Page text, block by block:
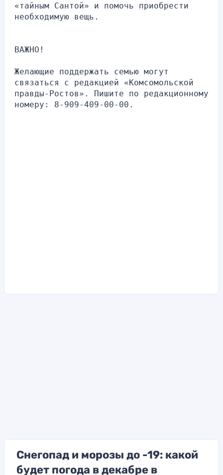
«тайным Сантой» и помочь приобрести
необходимую вещь.
ВАЖНО!
Желающие поддержать семью могут
связаться с редакцией «Комсомольской
правды-Ростов». Пишите по редакционному
номеру: 8-909-409-00-00.
Снегопад и морозы до -19: какой
будет погода в декабре в